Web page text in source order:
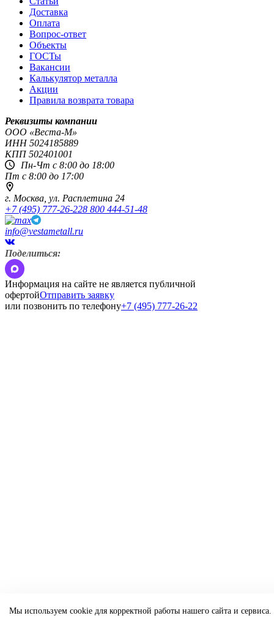
Доставка
Оплата
Вопрос-ответ
Объекты
ГОСТы
Вакансии
Калькулятор металла
Акции
Правила возврата товара
Реквизиты компании
OOO «Веста-М»
ИНН5024185889
КПП502401001
Пн-Чт с 8:00 до 18:00
Пт с 8:00 до 17:00
г. Москва, ул. Расплетина 24
+7 (495) 777-26-228 800 444-51-48
info@vestametall.ru
Поделиться:
Информация на сайте не является публичной
офертойОтправить заявку
или позвонить по телефону+7 (495) 777-26-22
Мы используем cookie для корректной работы нашего сайта и сервиса.